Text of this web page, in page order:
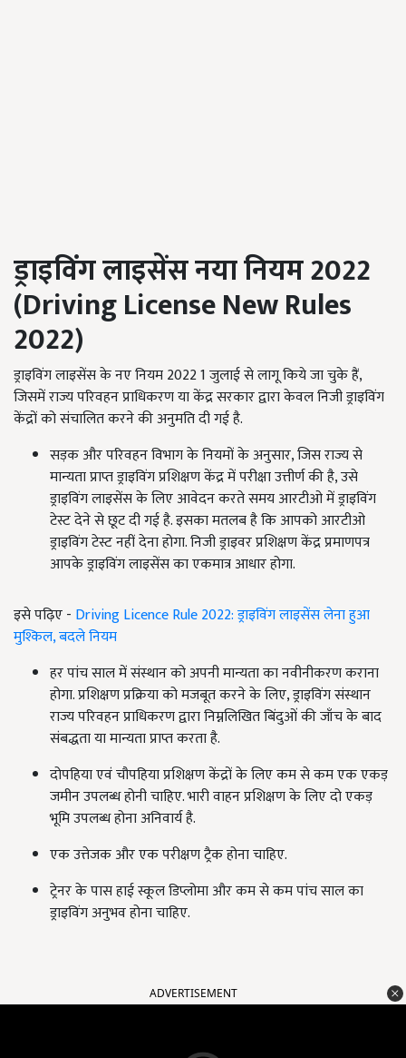
ड्राइविंग लाइसेंस नया नियम2022
(Driving License New Rules
2022)
ड्राइविंग लाइसेंस के नए नियम 2022 1 जुलाई से लागू किये जा चुके हैं,
जिसमें राज्य परिवहन प्राधिकरण या केंद्र सरकार द्वारा केवल निजी ड्राइविंग
केंद्रों को संचालित करने की अनुमति दी गई है.
सड़क और परिवहन विभाग के नियमों के अनुसार, जिस राज्य से
मान्यता प्राप्त ड्राइविंग प्रशिक्षण केंद्र में परीक्षा उत्तीर्ण की है, उसे
ड्राइविंग लाइसेंस के लिए आवेदन करते समय आरटीओ में ड्राइविंग
टेस्ट देने से छूट दी गई है. इसका मतलब है कि आपको आरटीओ
ड्राइविंग टेस्ट नहीं देना होगा. निजी ड्राइवर प्रशिक्षण केंद्र प्रमाणपत्र
आपके ड्राइविंग लाइसेंस का एकमात्र आधार होगा.
इसे पढ़िए - Driving Licence Rule 2022: ड्राइविंग लाइसेंस लेना हुआ
मुश्किल, बदले नियम
हर पांच साल में संस्थान को अपनी मान्यता का नवीनीकरण कराना
होगा. प्रशिक्षण प्रक्रिया को मजबूत करने के लिए, ड्राइविंग संस्थान
राज्य परिवहन प्राधिकरण द्वारा निम्नलिखित बिंदुओं की जाँच के बाद
संबद्धता या मान्यता प्राप्त करता है.
दोपहिया एवं चौपहिया प्रशिक्षण केंद्रों के लिए कम से कम एक एकड़
जमीन उपलब्ध होनी चाहिए. भारी वाहन प्रशिक्षण के लिए दो एकड़
भूमि उपलब्ध होना अनिवार्य है.
एक उत्तेजक और एक परीक्षण ट्रैक होना चाहिए.
ट्रेनर के पास हाई स्कूल डिप्लोमा और कम से कम पांच साल का
ड्राइविंग अनुभव होना चाहिए.
ADVERTISEMENT